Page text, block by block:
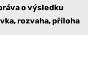
o výsledku
rozvaha, příloha